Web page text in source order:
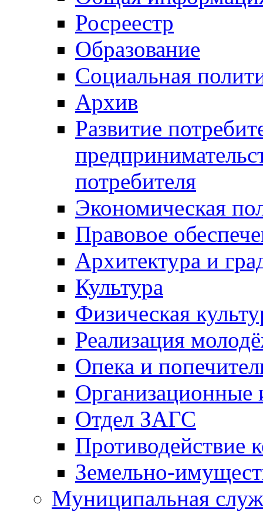
Росреестр
Образование
Социальная
Архив
Развитие
потребителя
Экономическая
Правовое
Архитектура и
Культура
Физическая
Реализация
Опека и
Отдел ЗАГС
Противодействие
Земельно-
Муниципальная